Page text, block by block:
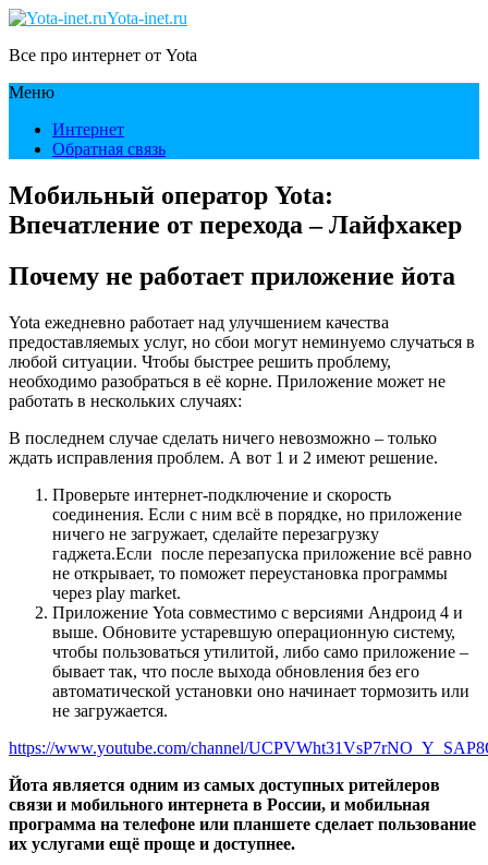
Yota-inet.ru
Все про интернет от Yota
Меню
Интернет
Обратная связь
Мобильный оператор Yota:
Впечатление от перехода – Лайфхакер
Почему не работает приложение йота
Yota ежедневно работает над улучшением качества
предоставляемых услуг, но сбои могут неминуемо случаться в
любой ситуации. Чтобы быстрее решить проблему,
необходимо разобраться в её корне. Приложение может не
работать в нескольких случаях:
В последнем случае сделать ничего невозможно – только
ждать исправления проблем. А вот 1 и 2 имеют решение.
Проверьте интернет-подключение и скорость
соединения. Если с ним всё в порядке, но приложение
ничего не загружает, сделайте перезагрузку
гаджета.Если после перезапуска приложение всё равно
не открывает, то поможет переустановка программы
через play market.
Приложение Yota совместимо с версиями Андроид 4 и
выше. Обновите устаревшую операционную систему,
чтобы пользоваться утилитой, либо само приложение –
бывает так, что после выхода обновления без его
автоматической установки оно начинает тормозить или
не загружается.
https://www.youtube.com/channel/
Йота является одним из самых доступных ритейлеров
связи и мобильного интернета в России, и мобильная
программа на телефоне или планшете сделает пользование
их услугами ещё проще и доступнее.